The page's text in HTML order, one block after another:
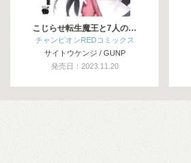
こじらせ転生魔王と7人の…
チャンピオンREDコミックス
サイトウケンジ / GUNP
発売日：2023.11.20